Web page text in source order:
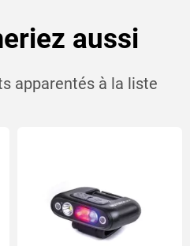
aussi
apparentés à la liste